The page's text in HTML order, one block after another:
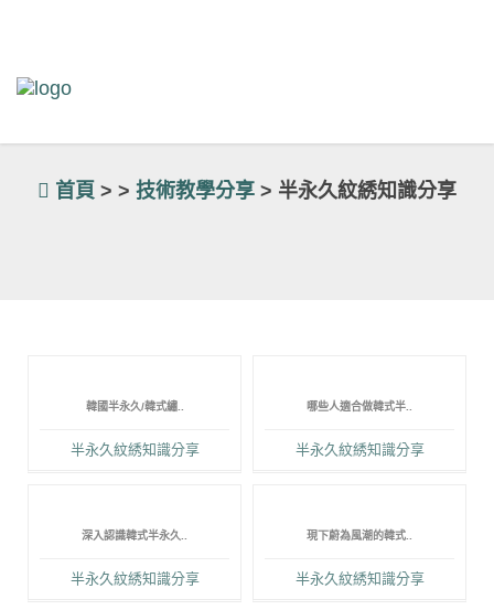
首頁 > > 技術教學分享 > 半永久紋綉知識分享
韓國半永久/韓式繡..
半永久紋綉知識分享
哪些人適合做韓式半..
半永久紋綉知識分享
深入認識韓式半永久..
半永久紋綉知識分享
現下蔚為風潮的韓式..
半永久紋綉知識分享